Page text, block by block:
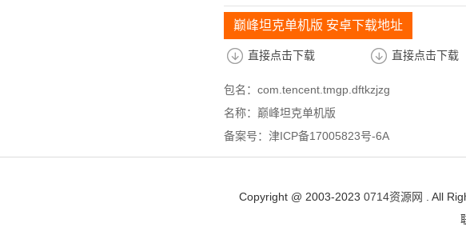
巅峰坦克单机版 安卓下载地址
直接点击下载 直接点击下载
包名：com.tencent.tmgp.dftkzjzg
名称：巅峰坦克单机版
备案号：津ICP备17005823号-6A
Copyright @ 2003-2023 0714资源网 . All